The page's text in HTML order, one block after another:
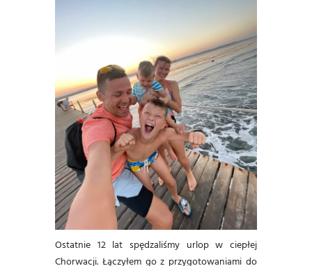
Ostatnie 12 lat spędzaliśmy urlop w ciepłej
Chorwacji. Łączyłem go z przygotowaniami do